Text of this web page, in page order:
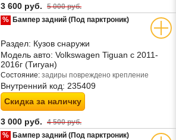
3 600 руб. 5 000 руб.
% Бампер задний (Под парктроник)
Раздел: Кузов снаружи
Модель авто: Volkswagen Tiguan с 2011-
2016г (Тигуан)
Состояние: задиры повреждено крепление
Внутренний код: 235409
Скидка за наличку
3 000 руб. 4 500 руб.
% Бампер задний (Под парктроник)